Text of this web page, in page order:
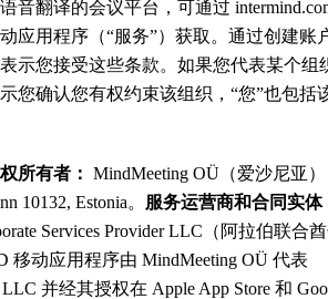
音翻译的会议平台，可通过
应用程序（“服务”）获取。通过创建账
示您接受这些条款。如果您代表某个组
您确认您有权约束该组织，“您”也包括
所有者： MindMeeting OÜ（爱沙尼亚
10132, Estonia。 服务运营商和合同实体
Services Provider LLC（阿拉伯联合
移动应用程序由 MindMeeting OÜ 代表
LLC 并经其授权在 Apple App Store 和